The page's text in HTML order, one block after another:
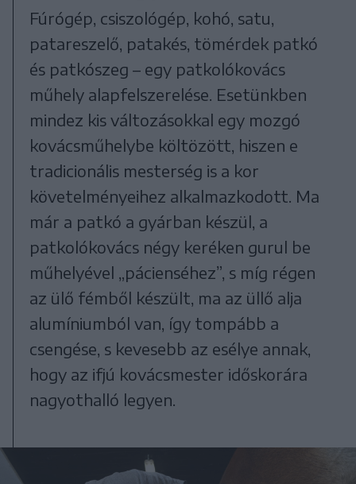
Fúrógép, csiszológép, kohó, satu,
patareszelő, patakés, tömérdek patkó
és patkószeg – egy patkolókovács
műhely alapfelszerelése. Esetünkben
mindez kis változásokkal egy mozgó
kovácsműhelybe költözött, hiszen e
tradicionális mesterség is a kor
követelményeihez alkalmazkodott. Ma
már a patkó a gyárban készül, a
patkolókovács négy keréken gurul be
műhelyével „pácienséhez”, s míg régen
az ülő fémből készült, ma az üllő alja
alumíniumból van, így tompább a
csengése, s kevesebb az esélye annak,
hogy az ifjú kovácsmester időskorára
nagyothalló legyen.